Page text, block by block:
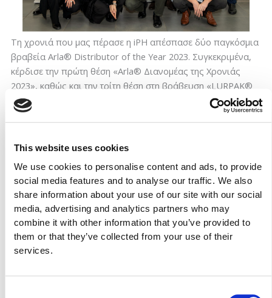
This website uses cookies
We use cookies to personalise content and ads, to provide
social media features and to analyse our traffic. We also
share information about your use of our site with our social
media, advertising and analytics partners who may
combine it with other information that you’ve provided to
them or that they’ve collected from your use of their
services.
Τη χρονιά που μας πέρασε η iPH απέσπασε δύο παγκόσμια
βραβεία Arla® Distributor of the Year 2023. Συγκεκριμένα,
κέρδισε την πρώτη θέση «Arla® Διανομέας της Χρονιάς
2023», καθώς και την τρίτη θέση στη βράβευση «LURPAK®
Διανομέας της Χρονιάς» για τις ανάλογες ενέργειες
μάρκετινγκ και την εξαιρετική απόδοση.